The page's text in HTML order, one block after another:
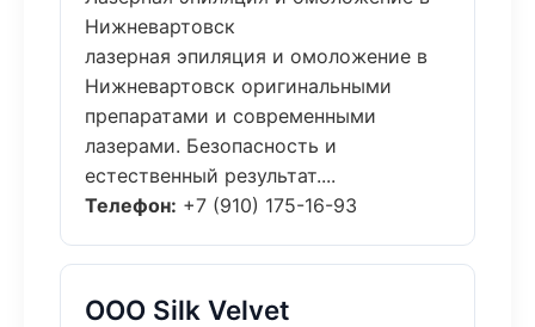
Нижневартовск
лазерная эпиляция и омоложение в
Нижневартовск оригинальными
препаратами и современными
лазерами. Безопасность и
естественный результат....
Телефон: +7 (910) 175-16-93
ООО Silk Velvet